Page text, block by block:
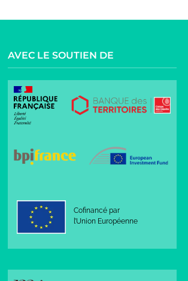
AVEC LE SOUTIEN DE
Cofinancé par
l’Union Européenne